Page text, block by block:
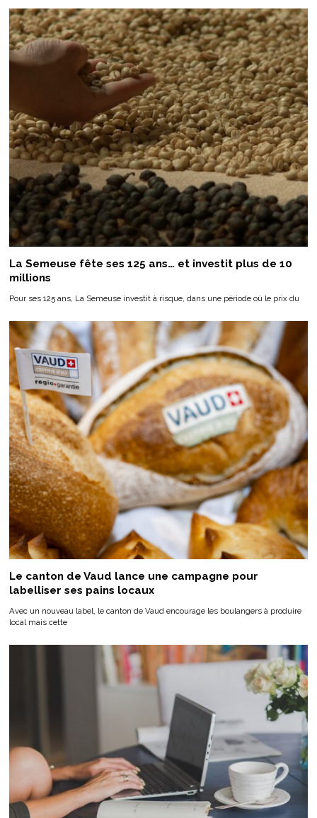
La Semeuse fête ses 125 ans… et investit plus de 10
millions
Pour ses 125 ans, La Semeuse investit à risque, dans une période où le prix du
Le canton de Vaud lance une campagne pour
labelliser ses pains locaux
Avec un nouveau label, le canton de Vaud encourage les boulangers à produire
local mais cette